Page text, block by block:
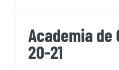
Academia de
20-21